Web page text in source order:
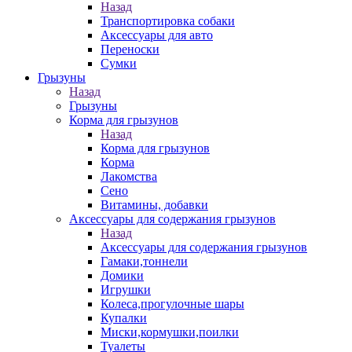
Назад
Транспортировка собаки
Аксессуары для авто
Переноски
Сумки
Грызуны
Назад
Грызуны
Корма для грызунов
Назад
Корма для грызунов
Корма
Лакомства
Сено
Витамины, добавки
Аксессуары для содержания грызунов
Назад
Аксессуары для содержания грызунов
Гамаки,тоннели
Домики
Игрушки
Колеса,прогулочные шары
Купалки
Миски,кормушки,поилки
Туалеты